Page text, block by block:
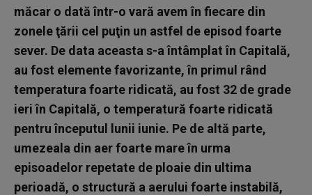
măcar o dată într-o vară avem în fiecare din
zonele ţării cel puţin un astfel de episod foarte
sever. De data aceasta s-a întâmplat în Capitală,
au fost elemente favorizante, în primul rând
temperatura foarte ridicată, au fost 32 de grade
ieri în Capitală, o temperatură foarte ridicată
pentru începutul lunii iunie. Pe de altă parte,
umezeala din aer foarte mare în urma
episoadelor repetate de ploaie din ultima
perioadă, o structură a aerului foarte instabilă,